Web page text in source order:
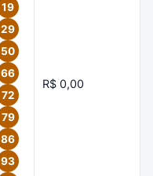
19
29
50
66
72
79
86
93
R$ 0,00